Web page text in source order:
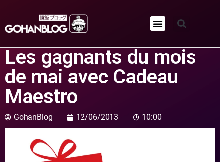
Les gagnants du mois
de mai avec Cadeau
Maestro
GohanBlog 12/06/2013 10:00